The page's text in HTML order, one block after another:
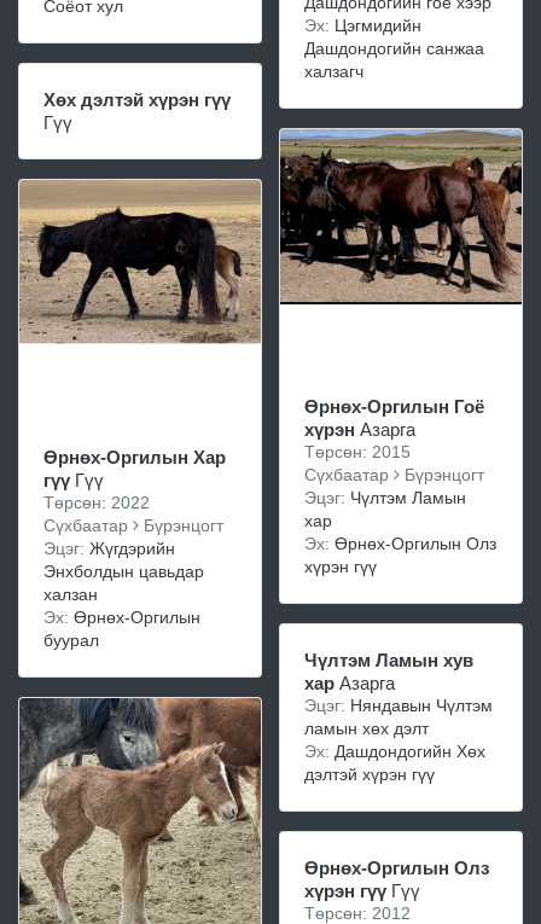
Соёот хул
Хөх дэлтэй хүрэн гүү
Гүү
Өрнөх-Оргилын Хар
гүү Гүү
Төрсөн: 2022
Сүхбаатар
Бүрэнцогт
Эцэг: Жүгдэрийн
Энхболдын цавьдар
халзан
Эх: Өрнөх-Оргилын
буурал
Эх: Цэгмидийн
Дашдондогийн санжаа
халзагч
Өрнөх-Оргилын Гоё
хүрэн Азарга
Төрсөн: 2015
Сүхбаатар
Бүрэнцогт
Эцэг: Чүлтэм Ламын
хар
Эх: Өрнөх-Оргилын Олз
хүрэн гүү
Чүлтэм Ламын хув
хар Азарга
Эцэг: Няндавын Чүлтэм
ламын хөх дэлт
Эх: Дашдондогийн Хөх
дэлтэй хүрэн гүү
Өрнөх-Оргилын Олз
хүрэн гүү Гүү
Төрсөн: 2012